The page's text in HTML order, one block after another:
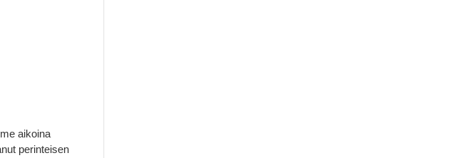
aikoina
perinteisen